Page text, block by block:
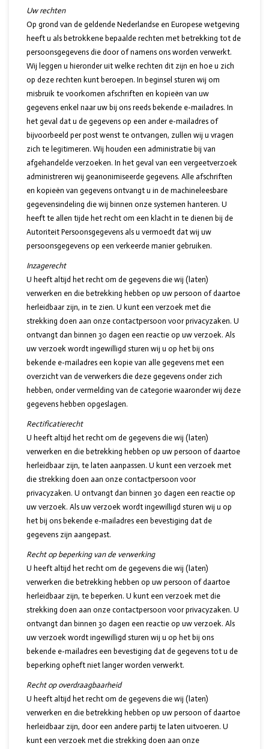
Uw rechten
Op grond van de geldende Nederlandse en Europese wetgeving
heeft u als betrokkene bepaalde rechten met betrekking tot de
persoonsgegevens die door of namens ons worden verwerkt.
Wij leggen u hieronder uit welke rechten dit zijn en hoe u zich
op deze rechten kunt beroepen. In beginsel sturen wij om
misbruik te voorkomen afschriften en kopieën van uw
gegevens enkel naar uw bij ons reeds bekende e-mailadres. In
het geval dat u de gegevens op een ander e-mailadres of
bijvoorbeeld per post wenst te ontvangen, zullen wij u vragen
zich te legitimeren. Wij houden een administratie bij van
afgehandelde verzoeken. In het geval van een vergeetverzoek
administreren wij geanonimiseerde gegevens. Alle afschriften
en kopieën van gegevens ontvangt u in de machineleesbare
gegevensindeling die wij binnen onze systemen hanteren. U
heeft te allen tijde het recht om een klacht in te dienen bij de
Autoriteit Persoonsgegevens als u vermoedt dat wij uw
persoonsgegevens op een verkeerde manier gebruiken.
Inzagerecht
U heeft altijd het recht om de gegevens die wij (laten)
verwerken en die betrekking hebben op uw persoon of daartoe
herleidbaar zijn, in te zien. U kunt een verzoek met die
strekking doen aan onze contactpersoon voor privacyzaken. U
ontvangt dan binnen 30 dagen een reactie op uw verzoek. Als
uw verzoek wordt ingewilligd sturen wij u op het bij ons
bekende e-mailadres een kopie van alle gegevens met een
overzicht van de verwerkers die deze gegevens onder zich
hebben, onder vermelding van de categorie waaronder wij deze
gegevens hebben opgeslagen.
Rectificatierecht
U heeft altijd het recht om de gegevens die wij (laten)
verwerken en die betrekking hebben op uw persoon of daartoe
herleidbaar zijn, te laten aanpassen. U kunt een verzoek met
die strekking doen aan onze contactpersoon voor
privacyzaken. U ontvangt dan binnen 30 dagen een reactie op
uw verzoek. Als uw verzoek wordt ingewilligd sturen wij u op
het bij ons bekende e-mailadres een bevestiging dat de
gegevens zijn aangepast.
Recht op beperking van de verwerking
U heeft altijd het recht om de gegevens die wij (laten)
verwerken die betrekking hebben op uw persoon of daartoe
herleidbaar zijn, te beperken. U kunt een verzoek met die
strekking doen aan onze contactpersoon voor privacyzaken. U
ontvangt dan binnen 30 dagen een reactie op uw verzoek. Als
uw verzoek wordt ingewilligd sturen wij u op het bij ons
bekende e-mailadres een bevestiging dat de gegevens tot u de
beperking opheft niet langer worden verwerkt.
Recht op overdraagbaarheid
U heeft altijd het recht om de gegevens die wij (laten)
verwerken en die betrekking hebben op uw persoon of daartoe
herleidbaar zijn, door een andere partij te laten uitvoeren. U
kunt een verzoek met die strekking doen aan onze